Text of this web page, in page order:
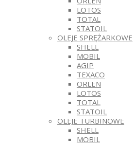
LOTOS
TOTAL
STATOIL
OLEJE SPRĘŻARKOWE
SHELL
MOBIL
AGIP
TEXACO
ORLEN
LOTOS
TOTAL
STATOIL
OLEJE TURBINOWE
SHELL
MOBIL